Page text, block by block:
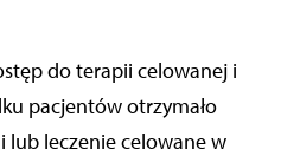
do terapii celowanej i
pacjentów otrzymało
leczenie celowane w